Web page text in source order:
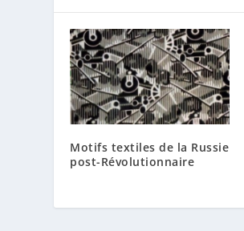
Motifs textiles de la Russie
post-Révolutionnaire